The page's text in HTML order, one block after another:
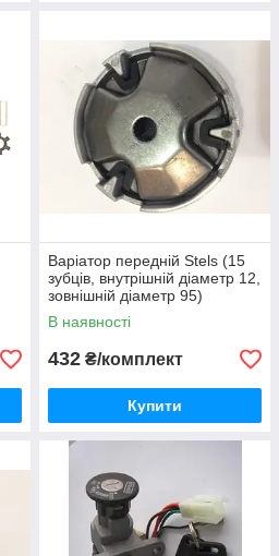
Варіатор передній Stels (15
зубців, внутрішній діаметр 12,
зовнішній діаметр 95)
В наявності
432 ₴/комплект
Купити